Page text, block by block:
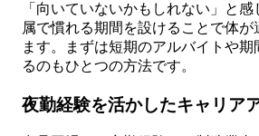
「向いていないかもしれない」と
属で慣れる期間を設けることで体が
ます。まずは短期のアルバイトや
るのもひとつの方法です。
夜勤経験を活かしたキャリア